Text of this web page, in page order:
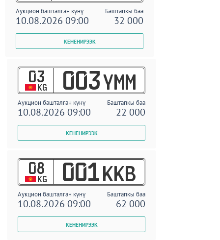
Аукцион башталган күнү Баштапкы баа
10.08.2026 09:00 32 000
03
KG 003 YMM
Аукцион башталган күнү Баштапкы баа
10.08.2026 09:00 22 000
08
KG 001 KKB
Аукцион башталган күнү Баштапкы баа
10.08.2026 09:00 62 000